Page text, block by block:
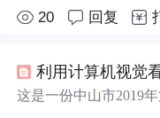
20 回复
这是一份中山市2019